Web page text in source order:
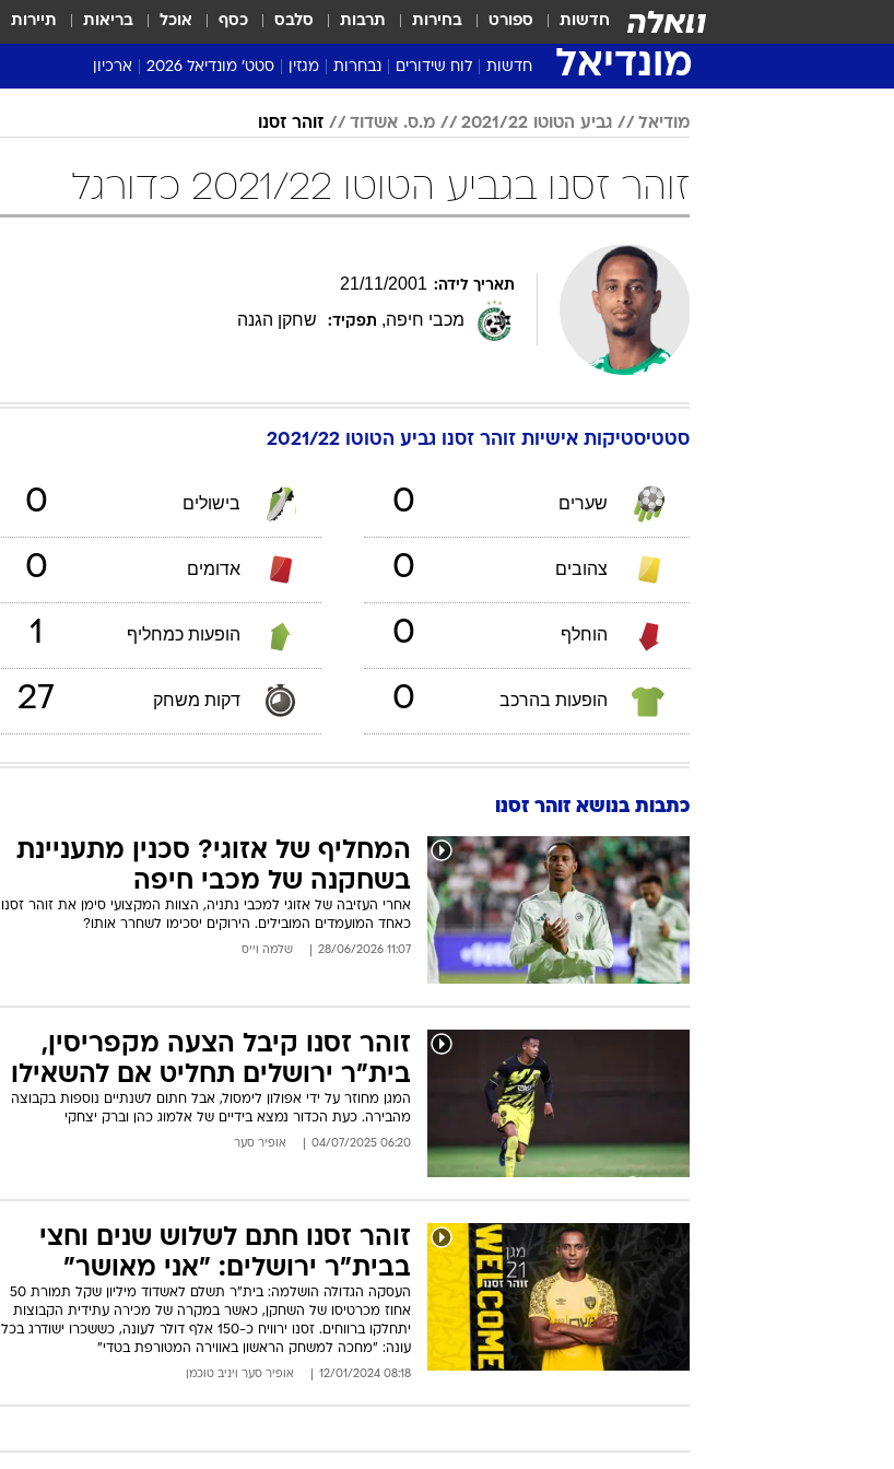
חדשות ספורט בחירות תרבות סלבס כסף אוכל בריאות תיירות
מונדיאל חדשות לוח שידורים נבחרות מגזין סטט' מונדיאל 2026 ארכיון
מונדיאל 2022
מודיאל גביע הטוטו 2021/22 מ.ס. אשדוד זוהר זסנו
זוהר זסנו בגביע הטוטו 2021/22 כדורגל
תאריך לידה: 21/11/2001
מכבי חיפה, תפקיד: שחקן הגנה
סטטיסטיקות אישיות זוהר זסנו גביע הטוטו 2021/22
שערים 0 בישולים 0
צהובים 0 אדומים 0
הוחלף 0 הופעות כמחליף 1
הופעות בהרכב 0 דקות משחק 27
כתבות בנושא זוהר זסנו
המחליף של אזוגי? סכנין מתעניינת
בשחקנה של מכבי חיפה
אחרי העזיבה של אזוגי למכבי נתניה, הצוות המקצועי סימן את זוהר זסנו
כאחד המועמדים המובילים. הירוקים יסכימו לשחרר אותו?
11:07 28/06/2026 שלמה וייס
זוהר זסנו קיבל הצעה מקפריסין,
בית"ר ירושלים תחליט אם להשאילו
המגן מחוזר על ידי אפולון לימסול, אבל חתום לשנתיים נוספות בקבוצה
מהבירה. כעת הכדור נמצא בידיים של אלמוג כהן וברק יצחקי
06:20 04/07/2025 אופיר סער
זוהר זסנו חתם לשלוש שנים וחצי
בבית"ר ירושלים: "אני מאושר"
העסקה הגדולה הושלמה: בית"ר תשלם לאשדוד מיליון שקל תמורת 50
אחוז מכרטיסו של השחקן, כאשר במקרה של מכירה עתידית הקבוצות
יתחלקו ברווחים. זסנו ירוויח כ-150 אלף דולר לעונה, כששכרו ישודרג בכל
עונה: "מחכה למשחק הראשון באווירה המטורפת בטדי"
08:18 12/01/2024 אופיר סער יניב טוכמן